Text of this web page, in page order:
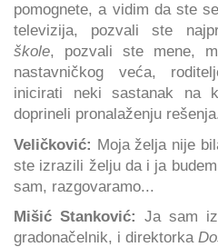
pomognete, a vidim da ste
televizija, pozvali ste
škole, pozvali ste mene,
nastavničkog veća,
inicirati neki sastanak na
doprineli pronalaženju
Veličković: Moja želja nije
ste izrazili želju da i ja
sam, razgovaramo...
Mišić Stanković:
Ja sam
gradonačelnik, i direktorka